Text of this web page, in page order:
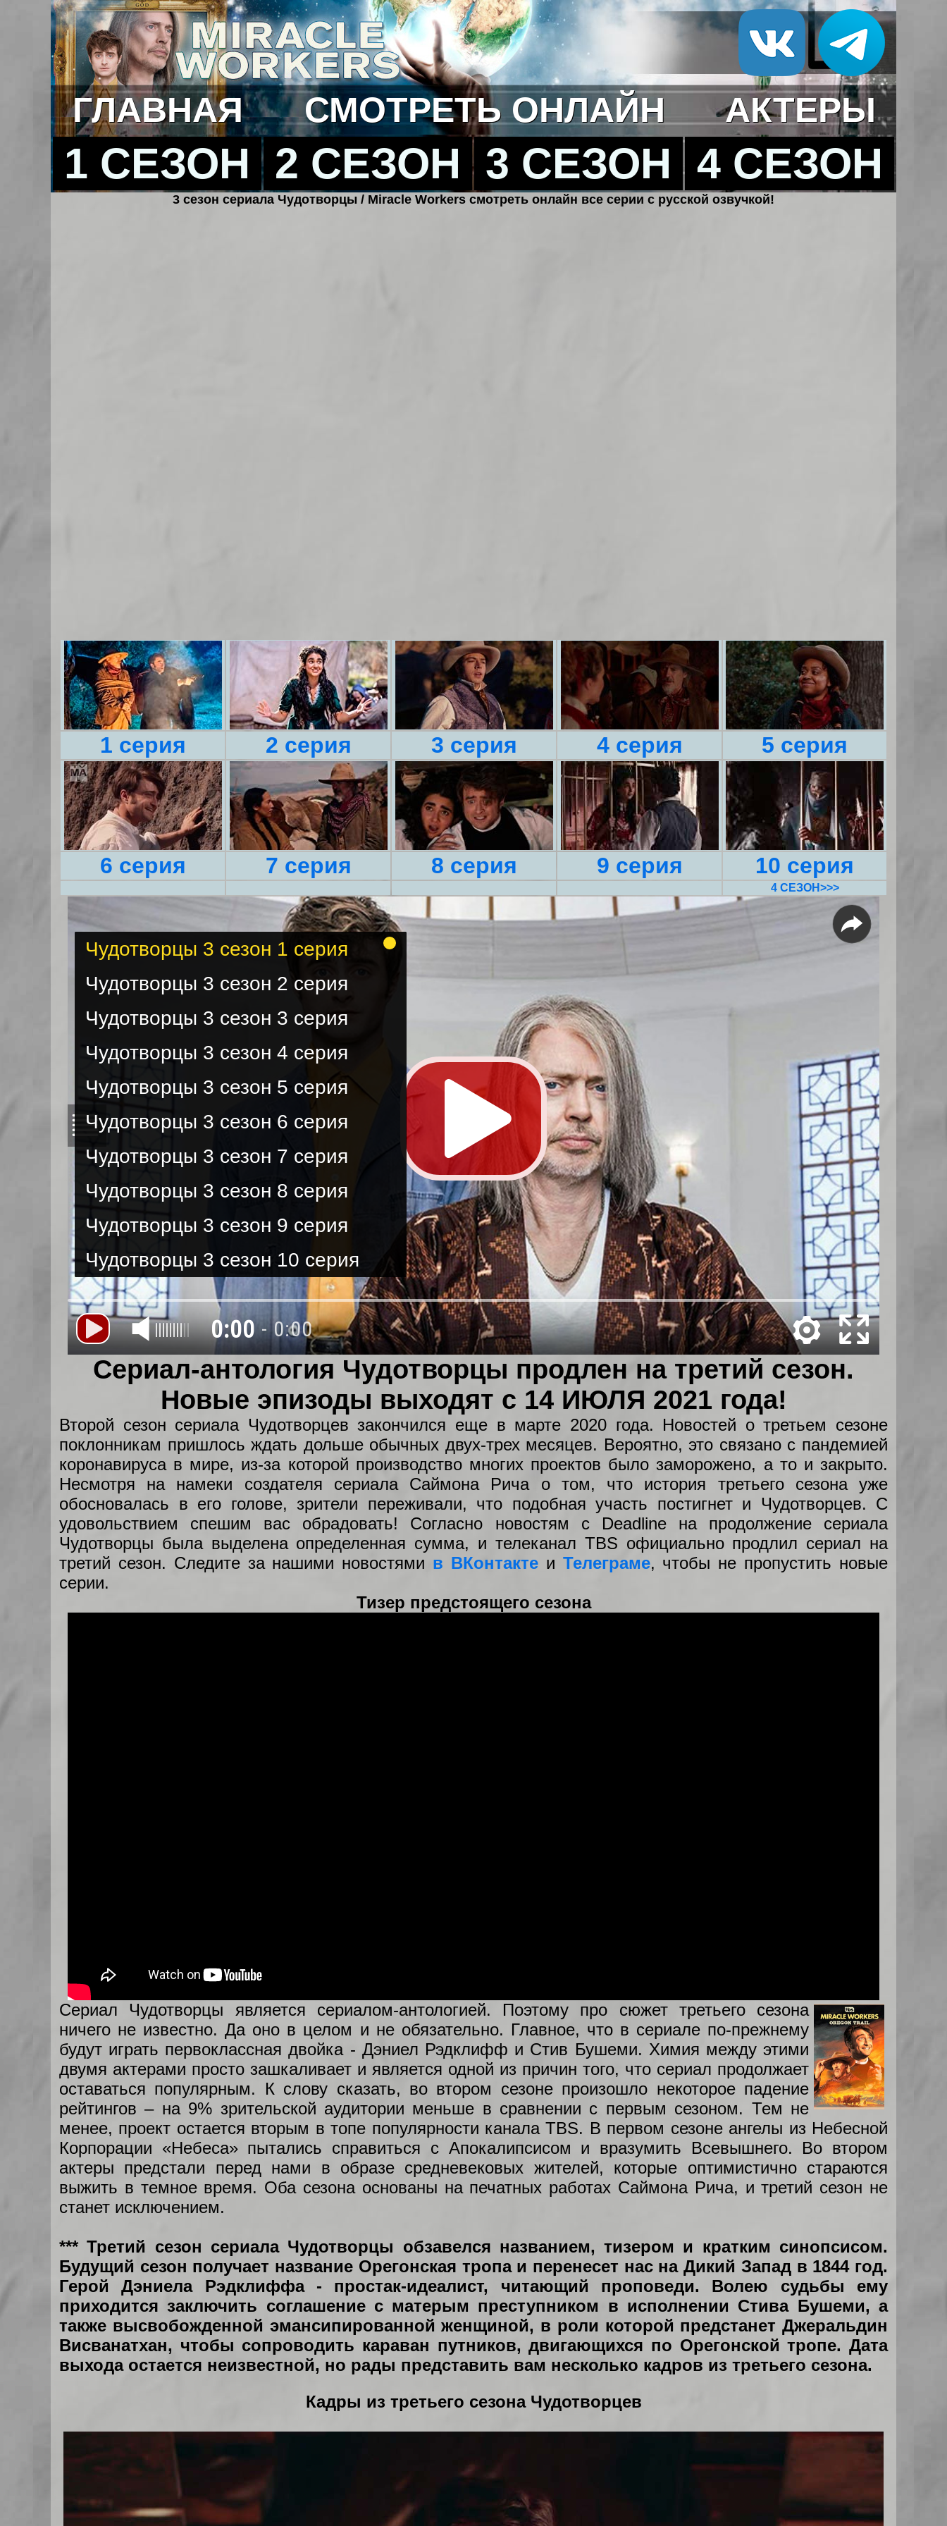
ГЛАВНАЯ СМОТРЕТЬ ОНЛАЙН АКТЕРЫ
1 СЕЗОН 2 СЕЗОН 3 СЕЗОН 4 СЕЗОН
3 сезон сериала Чудотворцы / Miracle Workers смотреть онлайн все серии с русской озвучкой!
1 серия 2 серия 3 серия 4 серия 5 серия
6 серия 7 серия 8 серия 9 серия 10 серия
4 СЕЗОН>>>
0:00 - 0:00
Чудотворцы 3 сезон 1 серия
Чудотворцы 3 сезон 2 серия
Чудотворцы 3 сезон 3 серия
Чудотворцы 3 сезон 4 серия
Чудотворцы 3 сезон 5 серия
Чудотворцы 3 сезон 6 серия
Чудотворцы 3 сезон 7 серия
Чудотворцы 3 сезон 8 серия
Чудотворцы 3 сезон 9 серия
Чудотворцы 3 сезон 10 серия
Сериал-антология Чудотворцы продлен на третий сезон.
Новые эпизоды выходят с 14 ИЮЛЯ 2021 года!
Второй сезон сериала Чудотворцев закончился еще в марте 2020 года. Новостей о третьем сезоне
поклонникам пришлось ждать дольше обычных двух-трех месяцев. Вероятно, это связано с пандемией
коронавируса в мире, из-за которой производство многих проектов было заморожено, а то и закрыто.
Несмотря на намеки создателя сериала Саймона Рича о том, что история третьего сезона уже
обосновалась в его голове, зрители переживали, что подобная участь постигнет и Чудотворцев. С
удовольствием спешим вас обрадовать! Согласно новостям с Deadline на продолжение сериала
Чудотворцы была выделена определенная сумма, и телеканал TBS официально продлил сериал на
третий сезон. Следите за нашими новостями в ВКонтактеи Телеграме, чтобы не пропустить новые
серии.
Тизер предстоящего сезона
Сериал Чудотворцы является сериалом-антологией. Поэтому про сюжет третьего сезона
ничего не известно. Да оно в целом и не обязательно. Главное, что в сериале по-прежнему
будут играть первоклассная двойка - Дэниел Рэдклифф и Стив Бушеми. Химия между этими
двумя актерами просто зашкаливает и является одной из причин того, что сериал продолжает
оставаться популярным. К слову сказать, во втором сезоне произошло некоторое падение
рейтингов – на 9% зрительской аудитории меньше в сравнении с первым сезоном. Тем не
менее, проект остается вторым в топе популярности канала TBS. В первом сезоне ангелы из Небесной
Корпорации «Небеса» пытались справиться с Апокалипсисом и вразумить Всевышнего. Во втором
актеры предстали перед нами в образе средневековых жителей, которые оптимистично стараются
выжить в темное время. Оба сезона основаны на печатных работах Саймона Рича, и третий сезон не
станет исключением.
*** Третий сезон сериала Чудотворцы обзавелся названием, тизером и кратким синопсисом.
Будущий сезон получает название Орегонская тропа и перенесет нас на Дикий Запад в 1844 год.
Герой Дэниела Рэдклиффа - простак-идеалист, читающий проповеди. Волею судьбы ему
приходится заключить соглашение с матерым преступником в исполнении Стива Бушеми, а
также высвобожденной эмансипированной женщиной, в роли которой предстанет Джеральдин
Висванатхан, чтобы сопроводить караван путников, двигающихся по Орегонской тропе. Дата
выхода остается неизвестной, но рады представить вам несколько кадров из третьего сезона.
Кадры из третьего сезона Чудотворцев